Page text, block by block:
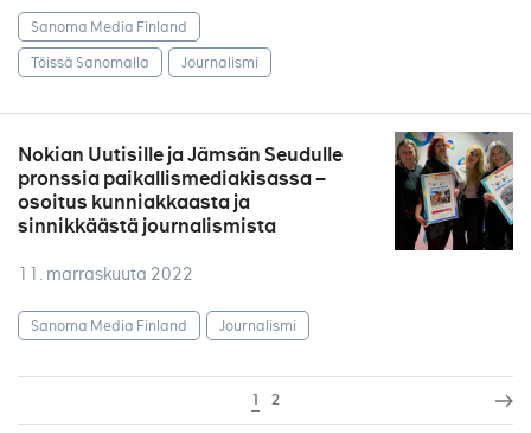
Sanoma Media Finland
Töissä Sanomalla
Journalismi
Nokian Uutisille ja Jämsän Seudulle
pronssia paikallismediakisassa –
osoitus kunniakkaasta ja
sinnikkäästä journalismista
11. marraskuuta 2022
Sanoma Media Finland Journalismi
1 2